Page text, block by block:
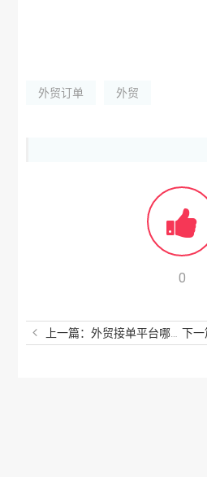
外贸订单 外贸
0
上一篇：外贸接单平台哪个最好？网上接订单哪个平台好？